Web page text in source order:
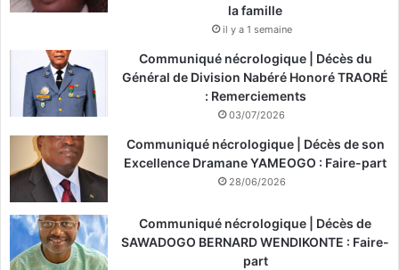
la famille
il y a 1 semaine
Communiqué nécrologique | Décès du
Général de Division Nabéré Honoré TRAORÉ
: Remerciements
03/07/2026
Communiqué nécrologique | Décès de son
Excellence Dramane YAMEOGO : Faire-part
28/06/2026
Communiqué nécrologique | Décès de
SAWADOGO BERNARD WENDIKONTE : Faire-
part